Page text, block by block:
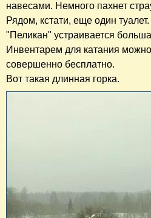
навесами. Немного пахнет
Рядом, кстати, еще один
"Пеликан" устраивается
Инвентарем для катания
совершенно бесплатно.
Вот такая длинная горка.